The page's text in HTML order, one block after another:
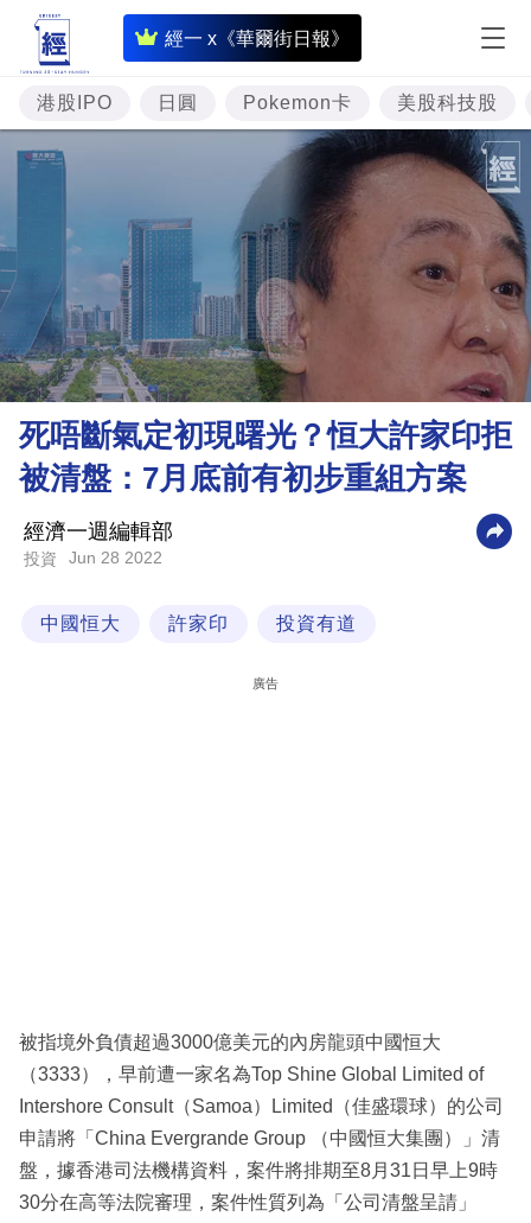
經一 x《華爾街日報》
即
時
財
經
投
資
樓
市
理
財
商
業
科
區
港股IPO 日圓 Pokemon卡 美股科技股
死唔斷氣定初現曙光？恒大許家印拒
被清盤：7月底前有初步重組方案
經濟一週編輯部
投資 Jun 28 2022
中國恒大 許家印 投資有道
廣告
被指境外負債超過3000億美元的內房龍頭中國恒大
（3333），早前遭一家名為Top Shine Global Limited of
Intershore Consult（Samoa）Limited（佳盛環球）的公司
申請將「China Evergrande Group （中國恒大集團）」清
盤，據香港司法機構資料，案件將排期至8月31日早上9時
30分在高等法院審理，案件性質列為「公司清盤呈請」